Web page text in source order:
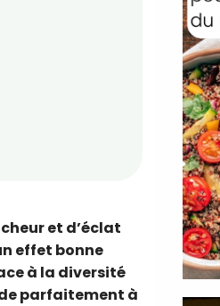
et d’éclat
effet bonne
à la diversité
parfaitement à